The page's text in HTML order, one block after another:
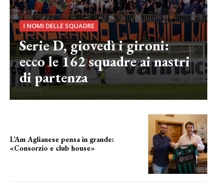
I NOMI DELLE SQUADRE
Serie D, giovedì i gironi:
ecco le 162 squadre ai nastri
di partenza
L’Am Aglianese pensa in grande:
«Consorzio e club house»